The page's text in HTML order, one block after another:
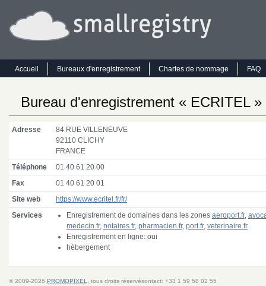
Accueil Bureaux d'enregistrement Chartes de nommage FAQ
Bureau d'enregistrement « ECRITEL »
Adresse 84 RUE VILLENEUVE
92110 CLICHY
FRANCE
Téléphone
01 40 61 20 00
Fax
01 40 61 20 01
Site web
https://www.ecritel.fr/fr/
Services
Enregistrement de domaines dans les zones aeroport.fr,
medecin.fr, notaires.fr, pharmacien.fr, port.fr, veterinaire.fr
Enregistrement en ligne: oui
hébergement
© 2009-2026 PROMOPIXEL , tous droits réservésontact: +33 1 59 58 02 55